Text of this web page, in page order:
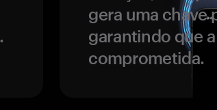
gera uma chave
garantindo que
comprometida.